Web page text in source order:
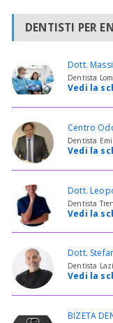
DENTISTI PER
Dott.
Dentista
Vedi la
Centro
Dentista
Vedi la
Dott.
Dentista
Vedi la
Dott.
Dentista
Vedi la
BIZETA